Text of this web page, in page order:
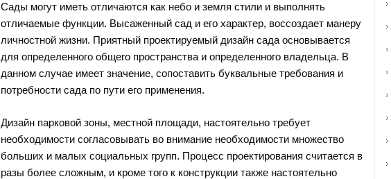
Сады могут иметь отличаются как небо и земля стили и выполнять
отличаемые функции. Высаженный сад и его характер, воссоздает манеру
личностной жизни. Приятный проектируемый дизайн сада основывается
для определенного общего пространства и определенного владельца. В
данном случае имеет значение, сопоставить буквальные требования и
потребности сада по пути его применения.
Дизайн парковой зоны, местной площади, настоятельно требует
необходимости согласовывать во внимание необходимости множество
больших и малых социальных групп. Процесс проектирования считается в
разы более сложным, и кроме того к конструкции также настоятельно